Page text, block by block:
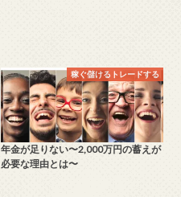
稼ぐ儲けるトレードする
年金が足りない〜2,000万円の蓄えが
必要な理由とは〜